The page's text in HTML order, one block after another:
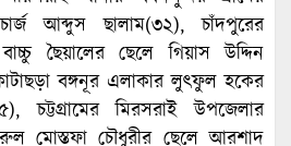
আব্দুস ছালাম(৩২), চাঁদপুরের
ছৈয়ালের ছেলে গিয়াস উদ্দিন
বঙ্গনূর এলাকার লুৎফুল হকের
মিরসরাই উপজেলার
মোস্তফা চৌধুরীর ছেলে আরশাদ